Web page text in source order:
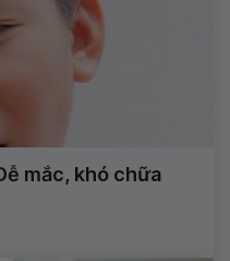
mắc, khó chữa